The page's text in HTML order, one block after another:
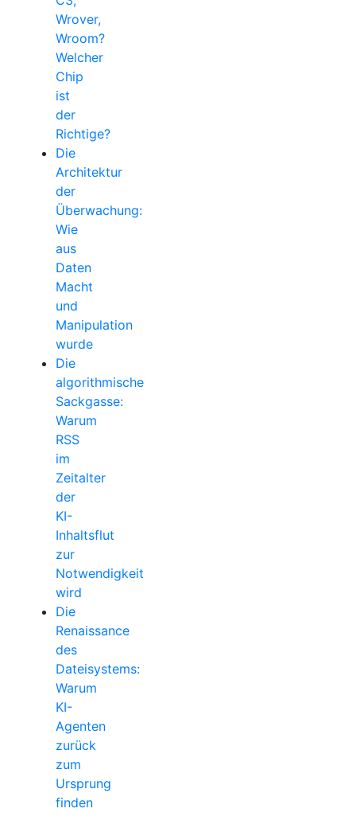
Wrover,
Wroom?
Welcher
Chip
ist
der
Richtige?
Die
Architektur
der
Überwachung:
Wie
aus
Daten
Macht
und
Manipulation
wurde
Die
algorithmische
Sackgasse:
Warum
RSS
im
Zeitalter
der
KI-
Inhaltsflut
zur
Notwendigkeit
wird
Die
Renaissance
des
Dateisystems:
Warum
KI-
Agenten
zurück
zum
Ursprung
finden